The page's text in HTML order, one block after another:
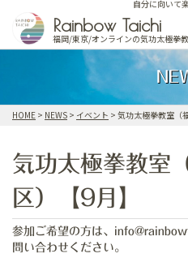
content
自分に向いて
Rainbow Taichi
福岡/東京/オンラインの気功太極拳
HOME > NEWS > イベント > 気功太極拳教室（
気功太極拳教室
区）【9月】
参加ご希望の方は、
問い合わせください。